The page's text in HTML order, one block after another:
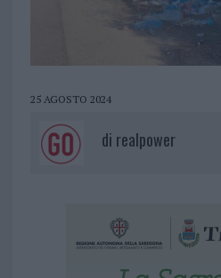
25 AGOSTO 2024
di realpower